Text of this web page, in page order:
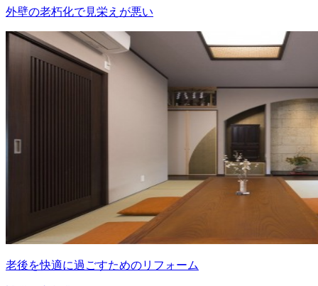
外壁の老朽化で見栄えが悪い
老後を快適に過ごすためのリフォーム